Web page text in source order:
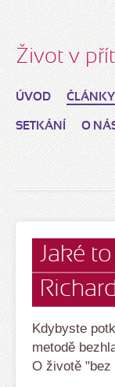
Život v
ÚVOD ČLÁNKY
SETKÁNÍ O
Jaké
Kdybyste
metodě
O životě "bez